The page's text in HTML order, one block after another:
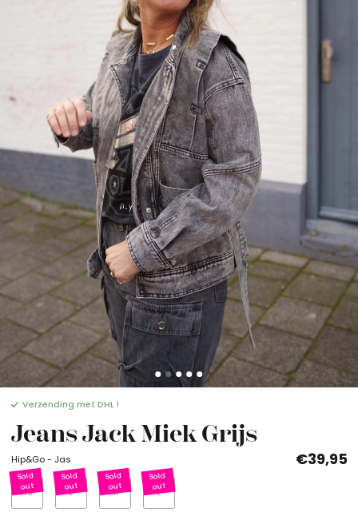
Verzending met DHL !
Jeans Jack Miek Grijs
Hip&Go - Jas €39,95
XS S M L